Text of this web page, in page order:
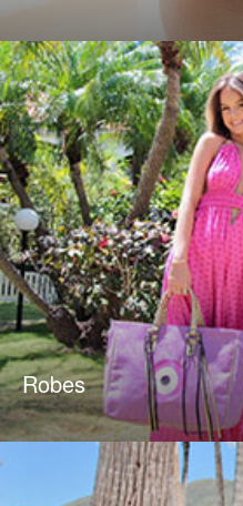
Robes